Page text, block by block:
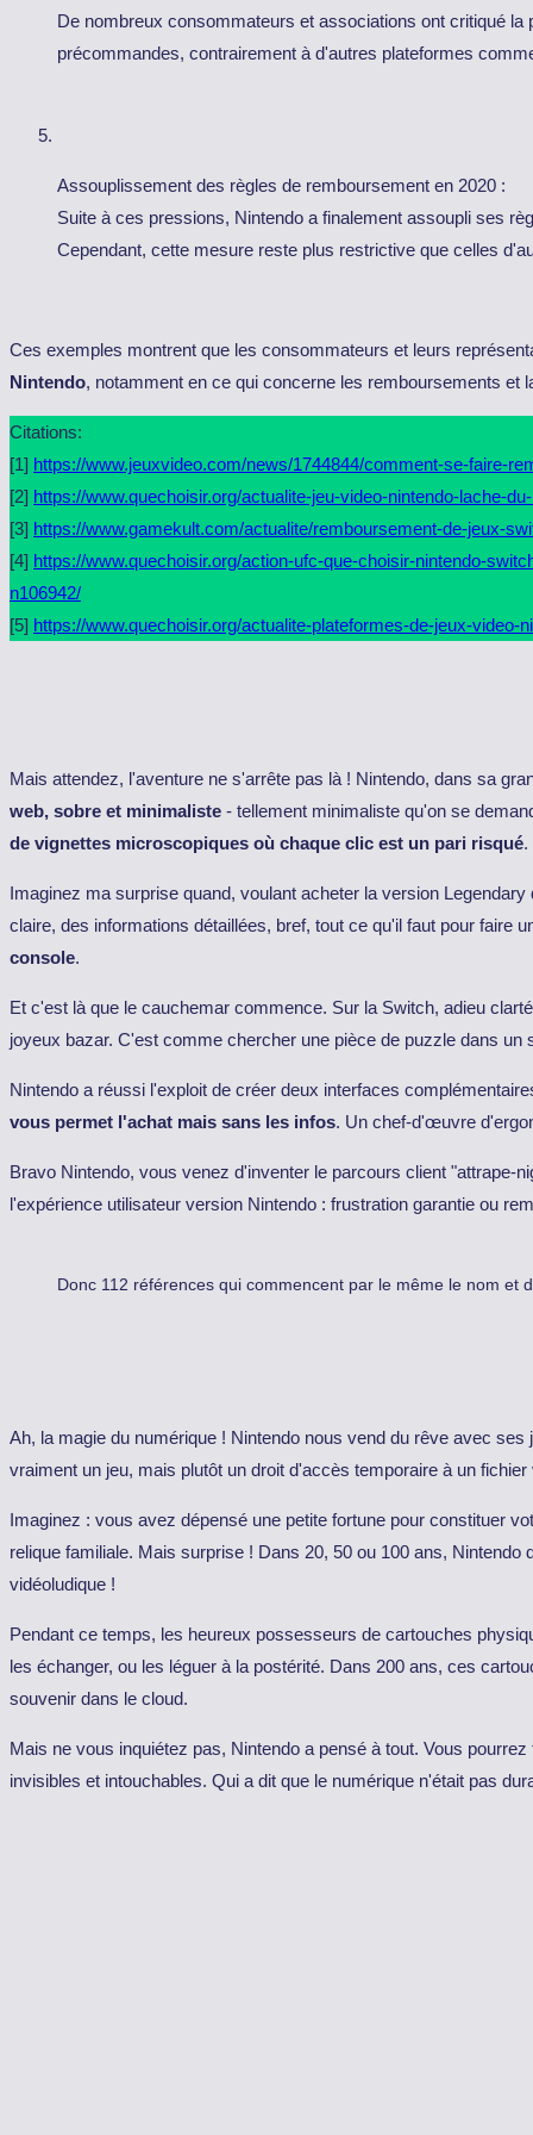
De nombreux consommateurs et associations ont critiqué
précommandes, contrairement à d'autres plateformes
Assouplissement des règles de remboursement en 2020 :
Suite à ces pressions, Nintendo a finalement assoupli ses
Cependant, cette mesure reste plus restrictive que celles
Ces exemples montrent que les consommateurs et leurs
Nintendo, notamment en ce qui concerne les remboursements et
Citations:
[1] https://www.jeuxvideo.com/news/1744844/comment-se-faire-
[2] https://www.quechoisir.org/actualite-jeu-video-nintendo-lache-
[3] https://www.gamekult.com/actualite/remboursement-de-jeux-
[4] https://www.quechoisir.org/action-ufc-que-choisir-nintendo-
n106942/
[5] https://www.quechoisir.org/actualite-plateformes-de-jeux-
Mais attendez, l'aventure ne s'arrête pas là ! Nintendo, dans sa
web, sobre et minimaliste - tellement minimaliste qu'on se
de vignettes microscopiques où chaque clic est un pari risqué.
Imaginez ma surprise quand, voulant acheter la version
claire, des informations détaillées, bref, tout ce qu'il faut pour faire
console.
Et c'est là que le cauchemar commence. Sur la Switch, adieu
joyeux bazar. C'est comme chercher une pièce de puzzle dans
Nintendo a réussi l'exploit de créer deux interfaces
vous permet l'achat mais sans les infos. Un chef-d'œuvre
Bravo Nintendo, vous venez d'inventer le parcours client "attrape-
l'expérience utilisateur version Nintendo : frustration garantie ou
Donc 112 références qui commencent par le même le nom
Ah, la magie du numérique ! Nintendo nous vend du rêve avec
vraiment un jeu, mais plutôt un droit d'accès temporaire à un
Imaginez : vous avez dépensé une petite fortune pour constituer
relique familiale. Mais surprise ! Dans 20, 50 ou 100 ans,
vidéoludique !
Pendant ce temps, les heureux possesseurs de cartouches
les échanger, ou les léguer à la postérité. Dans 200 ans, ces
souvenir dans le cloud.
Mais ne vous inquiétez pas, Nintendo a pensé à tout. Vous
invisibles et intouchables. Qui a dit que le numérique n'était pas